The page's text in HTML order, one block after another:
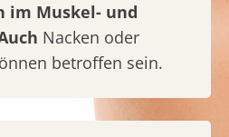
im Muskel- und
Nacken oder
betroffen sein.